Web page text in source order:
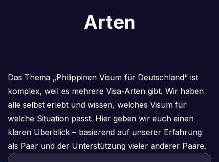
Arten
Das Thema „Philippinen Visum für Deutschland“ ist
komplex, weil es mehrere Visa-Arten gibt. Wir haben
alle selbst erlebt und wissen, welches Visum für
welche Situation passt. Hier geben wir euch einen
klaren Überblick – basierend auf unserer Erfahrung
als Paar und der Unterstützung vieler anderer Paare.